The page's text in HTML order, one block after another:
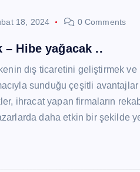
18, 2024 0 Comments
– Hibe yağacak ..
dış ticaretini geliştirmek ve
sunduğu çeşitli avantajlar
ihracat yapan firmaların
daha etkin bir şekilde